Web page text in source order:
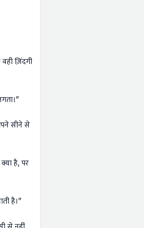
ज़िंदगी
सीने से
है, पर
है।”